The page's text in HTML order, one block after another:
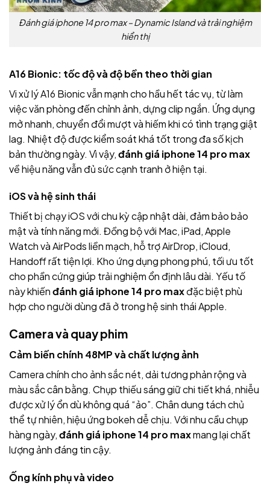
Đánh giá iphone 14 pro max – Dynamic Island và trải nghiệm
hiển thị
A16 Bionic: tốc độ và độ bền theo thời gian
Vi xử lý A16 Bionic vẫn mạnh cho hầu hết tác vụ, từ làm
việc văn phòng đến chỉnh ảnh, dựng clip ngắn. Ứng dụng
mở nhanh, chuyển đổi mượt và hiếm khi có tình trạng giật
lag. Nhiệt độ được kiểm soát khá tốt trong đa số kịch
bản thường ngày. Vì vậy,đánh giá iphone 14 pro max
về hiệu năng vẫn đủ sức cạnh tranh ở hiện tại.
iOS và hệ sinh thái
Thiết bị chạy iOS với chu kỳ cập nhật dài, đảm bảo bảo
mật và tính năng mới. Đồng bộ với Mac, iPad, Apple
Watch và AirPods liền mạch, hỗ trợ AirDrop, iCloud,
Handoff rất tiện lợi. Kho ứng dụng phong phú, tối ưu tốt
cho phần cứng giúp trải nghiệm ổn định lâu dài. Yếu tố
này khiếnđánh giá iphone 14 pro maxđặc biệt phù
hợp cho người dùng đã ở trong hệ sinh thái Apple.
Camera và quay phim
Cảm biến chính 48MP và chất lượng ảnh
Camera chính cho ảnh sắc nét, dải tương phản rộng và
màu sắc cân bằng. Chụp thiếu sáng giữ chi tiết khá, nhiễu
được xử lý ổn dù không quá “ảo”. Chân dung tách chủ
thể tự nhiên, hiệu ứng bokeh dễ chịu. Với nhu cầu chụp
hàng ngày,đánh giá iphone 14 pro maxmang lại chất
lượng ảnh đáng tin cậy.
Ống kính phụ và video